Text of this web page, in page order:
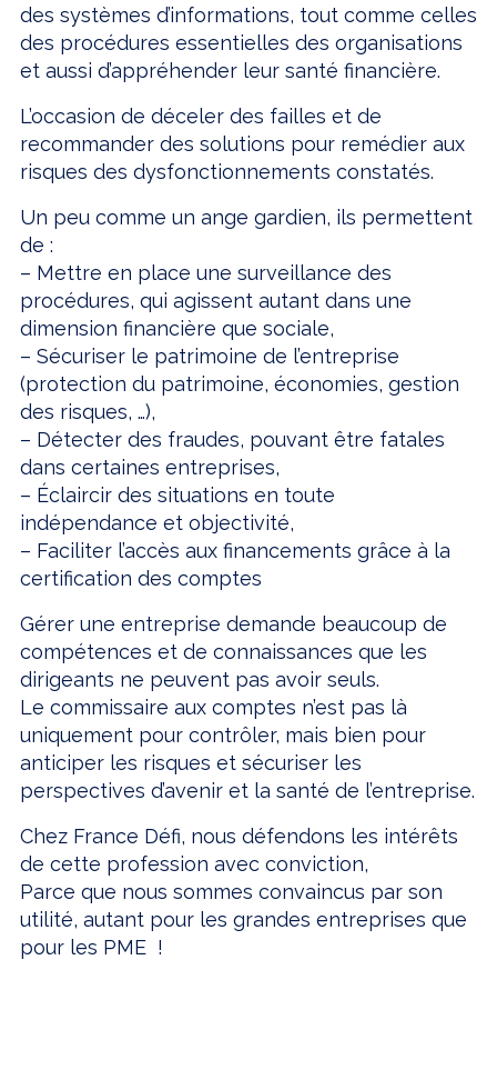
des systèmes d’informations, tout comme celles
des procédures essentielles des organisations
et aussi d’appréhender leur santé financière.
L’occasion de déceler des failles et de
recommander des solutions pour remédier aux
risques des dysfonctionnements constatés.
Un peu comme un ange gardien, ils permettent
de :
– Mettre en place une surveillance des
procédures, qui agissent autant dans une
dimension financière que sociale,
– Sécuriser le patrimoine de l’entreprise
(protection du patrimoine, économies, gestion
des risques, …),
– Détecter des fraudes, pouvant être fatales
dans certaines entreprises,
– Éclaircir des situations en toute
indépendance et objectivité,
– Faciliter l’accès aux financements grâce à la
certification des comptes
Gérer une entreprise demande beaucoup de
compétences et de connaissances que les
dirigeants ne peuvent pas avoir seuls.
Le commissaire aux comptes n’est pas là
uniquement pour contrôler, mais bien pour
anticiper les risques et sécuriser les
perspectives d’avenir et la santé de l’entreprise.
Chez France Défi, nous défendons les intérêts
de cette profession avec conviction,
Parce que nous sommes convaincus par son
utilité, autant pour les grandes entreprises que
pour les PME !